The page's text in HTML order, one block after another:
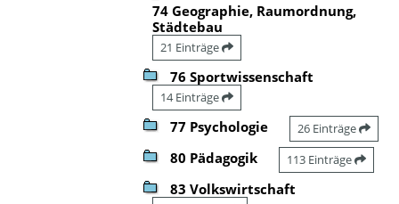
74 Geographie, Raumordnung,
Städtebau
21 Einträge
76 Sportwissenschaft
14 Einträge
77 Psychologie 26 Einträge
80 Pädagogik 113 Einträge
83 Volkswirtschaft